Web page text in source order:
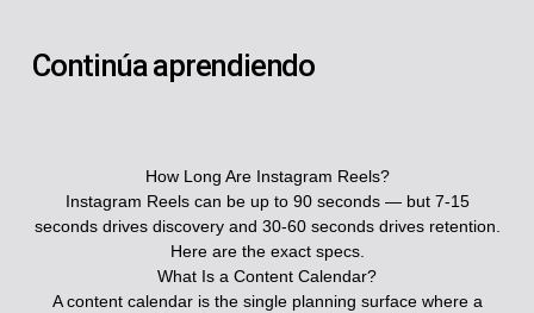
Continúa aprendiendo
How Long Are Instagram Reels?
Instagram Reels can be up to 90 seconds — but 7-15
seconds drives discovery and 30-60 seconds drives retention.
Here are the exact specs.
What Is a Content Calendar?
A content calendar is the single planning surface where a